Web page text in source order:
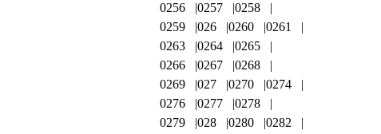
0256
0257
0258
0259
026 0260
0261
0263
0264
0265
0266
0267
0268
0269
027 0270
0274
0276
0277
0278
0279
028 0280
0282